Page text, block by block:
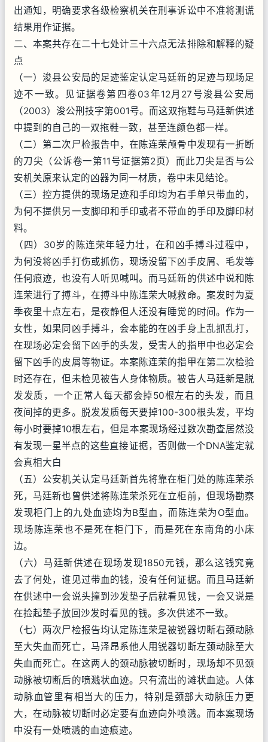
出通知，明确要求各级检察机关在刑事诉讼中不准将测谎
结果用作证据。
二、本案共存在二十七处计三十六点无法排除和解释的疑
点
（一）浚县公安局的足迹鉴定认定马廷新的足迹与现场足
迹不一致。见证据卷第四卷03年12月27号浚县公安局
（2003）浚公刑技字第001号。而这双拖鞋与马廷新供述
中提到的自己的一双拖鞋一致，甚至连颜色都一样。
（二）第二次尸检报告中，在陈连荣颅骨中发现有一折断
的刀尖（公诉卷一第11号证据第2页）而此刀尖是否与公
安机关原来认定的凶器为同一材质，卷中未见结论。
（三）控方提供的现场足迹和手印均为右手单只带血的，
为何不提供另一支脚印和手印或者不带血的手印及脚印材
料。
（四）30岁的陈连荣年轻力壮，在和凶手搏斗过程中，
为何没将凶手打伤或抓伤，现场没留下凶手皮屑、毛发等
任何痕迹，也没有人听见喊叫。而马廷新的供述中说和陈
连荣进行了搏斗，在搏斗中陈连荣大喊救命。案发时为夏
季夜里十点左右，是夜静但人还没有睡觉的时间。作为一
女性，如果同凶手搏斗，会本能的在凶手身上乱抓乱打，
在现场必定会留下凶手的头发，受害人的指甲中也必定会
留下凶手的皮屑等物证。本案陈连荣的指甲在第二次检验
时还存在，但未检见被告人身体物质。被告人马廷新是脱
发发质，一个正常人每天都会掉50根左右的头发，而且
夜间掉的更多。脱发发质每天要掉100-300根头发，平均
每小时要掉10根左右，但是本案现场经过数次勘查居然没
有发现一星半点的这些直接证据，否则做一个DNA鉴定就
会真相大白
（五）公安机关认定马廷新首先将靠在柜门处的陈连荣杀
死，马廷新也曾供述将陈连荣杀死在立柜前，但现场勘察
发现柜门上的九处血迹均为B型血，而陈连荣为O型血。
现场陈连荣也不是死在柜门下，而是死在东南角的小床
边。
（六）马廷新供述在现场发现1850元钱，那么这钱究竟
去了何处，谁见过带血的钱，没有任何证据。而且马廷新
在供述中一会说头撞到沙发垫子后就看见钱，一会又说是
在捡起垫子放回沙发时看见的钱。多次供述不一致。
（七）两次尸检报告均认定陈连荣是被锐器切断右颈动脉
至大失血而死亡，马泽昂系他人用锐器切断左颈动脉至大
失血而死亡。在这两人的颈动脉被切断时，现场却不见颈
动脉被切断后的喷溅状血迹。只有流出的滩状血迹。人体
动脉血管里有相当大的压力，特别是颈部大动脉压力更
大，在动脉被切断时必定要有血迹向外喷溅。而本案现场
中没有一处喷溅的血迹痕迹。